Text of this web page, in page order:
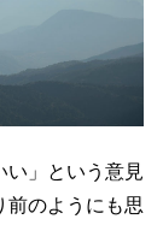
い」という意見
前のようにも思